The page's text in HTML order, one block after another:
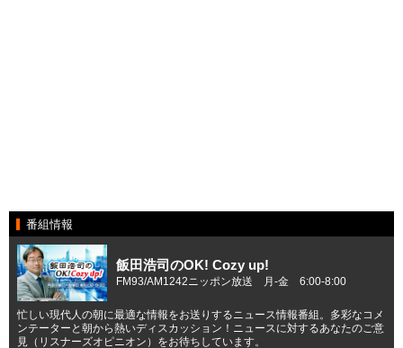
番組情報
飯田浩司のOK! Cozy up!
FM93/AM1242ニッポン放送 月-金 6:00-8:00
忙しい現代人の朝に最適な情報をお送りするニュース情報番組。多彩なコメ
ンテーターと朝から熱いディスカッション！ニュースに対するあなたのご意
見（リスナーズオピニオン）をお待ちしています。